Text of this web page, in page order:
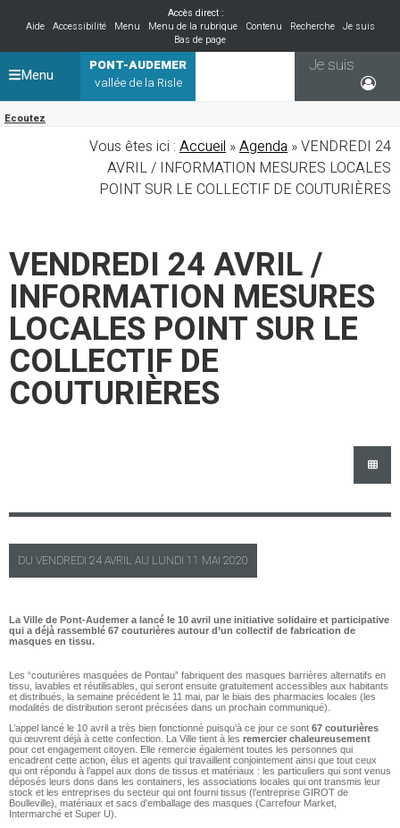
Accès direct :
Aide
Accessibilité Menu Menu de la rubrique Contenu Recherche
Je suis
Bas de page
PONT-AUDEMER
vallée de la Risle
Ecoutez
Je suis
Menu
Vous êtes ici : Accueil »Agenda » VENDREDI 24
AVRIL / INFORMATION MESURES LOCALES
POINT SUR LE COLLECTIF DE COUTURIÈRES
VENDREDI 24 AVRIL /
INFORMATION MESURES
LOCALES POINT SUR LE
COLLECTIF DE
COUTURIÈRES
DU VENDREDI 24 AVRIL AU LUNDI 11 MAI 2020
La Ville de Pont-Audemer a lancé le 10 avril une initiative solidaire et participative
qui a déjà rassemblé 67 couturières autour d’un collectif de fabrication de
masques en tissu.
Les “couturières masquées de Pontau” fabriquent des masques barrières alternatifs en
tissu, lavables et réutilisables, qui seront ensuite gratuitement accessibles aux habitants
et distribués, la semaine précédent le 11 mai, par le biais des pharmacies locales (les
modalités de distribution seront précisées dans un prochain communiqué).
L’appel lancé le 10 avril a très bien fonctionné puisqu’à ce jour ce sont 67 couturières
qui œuvrent déjà à cette confection. La Ville tient à les remercier chaleureusement
pour cet engagement citoyen. Elle remercie également toutes les personnes qui
encadrent cette action, élus et agents qui travaillent conjointement ainsi que tout ceux
qui ont répondu à l’appel aux dons de tissus et matériaux : les particuliers qui sont venus
déposés leurs dons dans les containers, les associations locales qui ont transmis leur
stock et les entreprises du secteur qui ont fourni tissus (l’entreprise GIROT de
Boulleville), matériaux et sacs d’emballage des masques (Carrefour Market,
Intermarché et Super U).